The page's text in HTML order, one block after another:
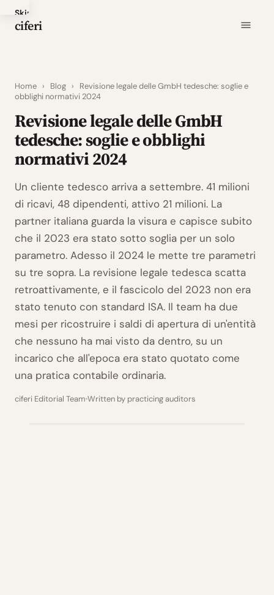
Skip
to
ciferi
Home › Blog ›
Revisione legale delle GmbH tedesche: soglie e
obblighi normativi 2024
Revisione legale delle GmbH
tedesche: soglie e obblighi
normativi 2024
Un cliente tedesco arriva a settembre. 41 milioni
di ricavi, 48 dipendenti, attivo 21 milioni. La
partner italiana guarda la visura e capisce subito
che il 2023 era stato sotto soglia per un solo
parametro. Adesso il 2024 le mette tre parametri
su tre sopra. La revisione legale tedesca scatta
retroattivamente, e il fascicolo del 2023 non era
stato tenuto con standard ISA. Il team ha due
mesi per ricostruire i saldi di apertura di un'entità
che nessuno ha mai visto da dentro, su un
incarico che all'epoca era stato quotato come
una pratica contabile ordinaria.
ciferi Editorial Team Written by practicing auditors